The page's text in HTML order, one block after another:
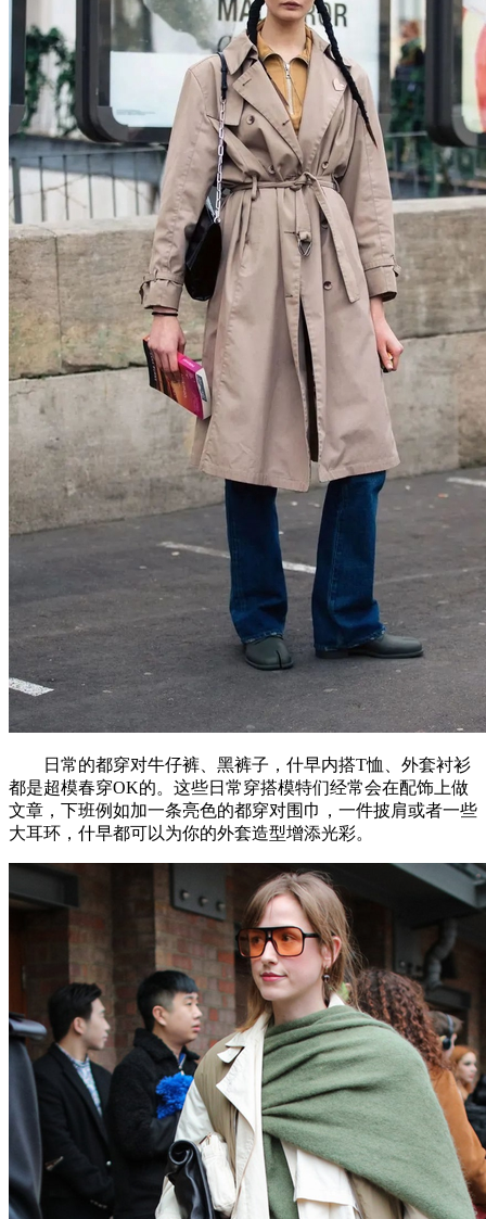
日常的都穿对牛仔裤、黑裤子，什早内搭T恤、外套衬衫
都是超模春穿OK的。这些日常穿搭模特们经常会在配饰上做
文章，下班例如加一条亮色的都穿对围巾，一件披肩或者一些
大耳环，什早都可以为你的外套造型增添光彩。